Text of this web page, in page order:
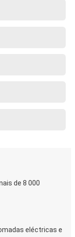
de 8 000
eléctricas e